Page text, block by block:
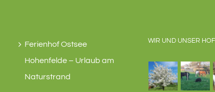
Ferienhof Ostsee
Hohenfelde – Urlaub am
Naturstrand
WIR UND UNSER HOF